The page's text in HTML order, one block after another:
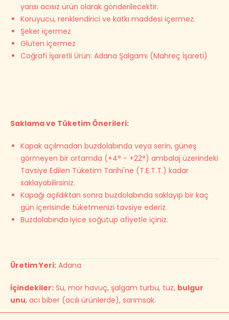
yarısı acısız ürün olarak gönderilecektir.
Koruyucu, renklendirici ve katkı maddesi içermez.
Şeker içermez
Gluten içermez
Coğrafi İşaretli Ürün: Adana Şalgamı (Mahreç İşareti)
Saklama ve Tüketim Önerileri:
Kapak açılmadan buzdolabında veya serin, güneş
görmeyen bir ortamda (+4° - +22°) ambalaj üzerindeki
Tavsiye Edilen Tüketim Tarihi'ne (T.E.T.T.) kadar
saklayabilirsiniz.
Kapağı açıldıktan sonra buzdolabında saklayıp bir kaç
gün içerisinde tüketmenizi tavsiye ederiz.
Buzdolabında iyice soğutup afiyetle içiniz.
Üretim Yeri: Adana
İçindekiler: Su, mor havuç, şalgam turbu, tuz, bulgur
unu, acı biber (acılı ürünlerde), sarımsak.